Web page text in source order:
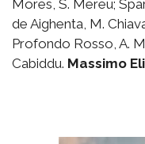
Mores, S. Mereu;
de Aighenta, M.
Profondo Rosso, A.
Cabiddu. Massimo